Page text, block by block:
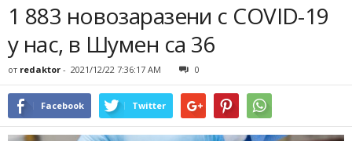
1 883 новозаразени с COVID-19
у нас, в Шумен са 36
от redaktor - 2021/12/22 7:36:17 AM 0
Facebook Twitter